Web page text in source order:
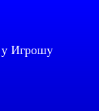
у Игрошу